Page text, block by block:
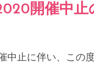
開催中止
止に伴い、この